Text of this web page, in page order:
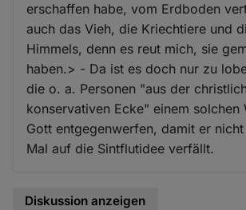
erschaffen habe, vom Erdboden
auch das Vieh, die Kriechtiere und
Himmels, denn es reut mich, sie
haben.> - Da ist es doch nur zu
die o. a. Personen "aus der
konservativen Ecke" einem solchen
Gott entgegenwerfen, damit er
Mal auf die Sintflutidee verfällt.
Diskussion anzeigen